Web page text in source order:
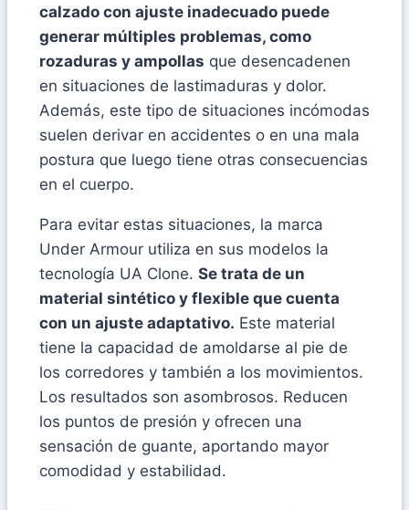
calzado con ajuste inadecuado puede
generar múltiples problemas, como
rozaduras y ampollas que desencadenen
en situaciones de lastimaduras y dolor.
Además, este tipo de situaciones incómodas
suelen derivar en accidentes o en una mala
postura que luego tiene otras consecuencias
en el cuerpo.
Para evitar estas situaciones, la marca
Under Armour utiliza en sus modelos la
tecnología UA Clone. Se trata de un
material sintético y flexible que cuenta
con un ajuste adaptativo. Este material
tiene la capacidad de amoldarse al pie de
los corredores y también a los movimientos.
Los resultados son asombrosos. Reducen
los puntos de presión y ofrecen una
sensación de guante, aportando mayor
comodidad y estabilidad.